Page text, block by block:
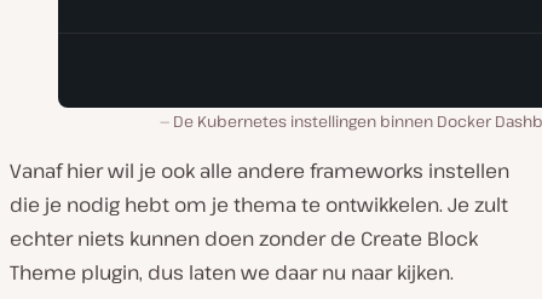
De Kubernetes instellingen binnen Docker
Vanaf hier wil je ook alle andere frameworks instellen
die je nodig hebt om je thema te ontwikkelen. Je zult
echter niets kunnen doen zonder de Create Block
Theme plugin, dus laten we daar nu naar kijken.